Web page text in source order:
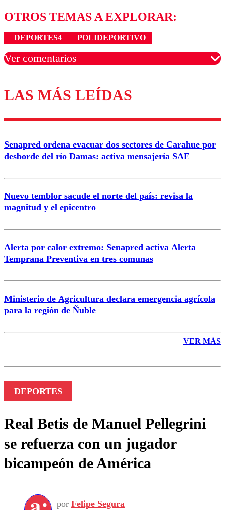
OTROS TEMAS A EXPLORAR:
DEPORTES4 POLIDEPORTIVO
Ver comentarios
Los comentarios son moderados para garantizar un
diálogo respetuoso.
Correo
LAS MÁS LEÍDAS
Senapred ordena evacuar dos sectores de Carahue por
desborde del río Damas: activa mensajería SAE
Nuevo temblor sacude el norte del país: revisa la
magnitud y el epicentro
Alerta por calor extremo: Senapred activa Alerta
Temprana Preventiva en tres comunas
Ministerio de Agricultura declara emergencia agrícola
para la región de Ñuble
VER MÁS
DEPORTES
Real Betis de Manuel Pellegrini
se refuerza con un jugador
bicampeón de América
por Felipe Segura